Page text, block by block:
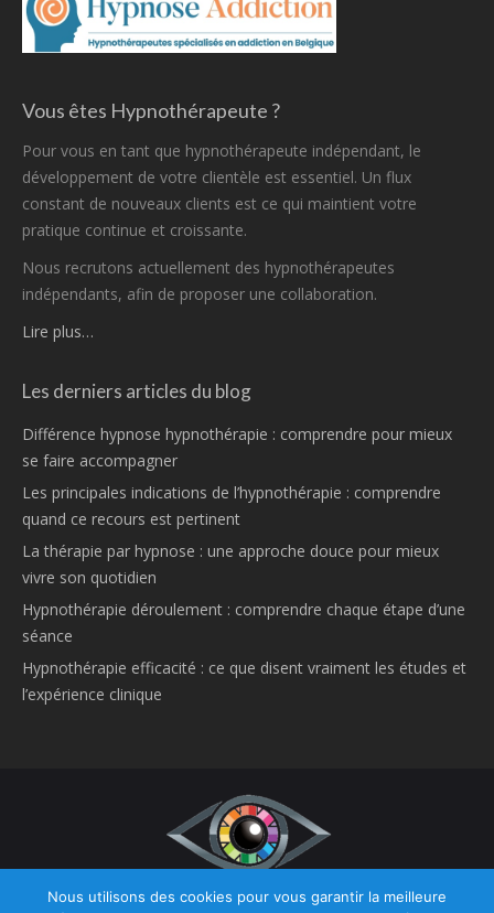
Vous êtes Hypnothérapeute ?
Pour vous en tant que hypnothérapeute indépendant, le
développement de votre clientèle est essentiel. Un flux
constant de nouveaux clients est ce qui maintient votre
pratique continue et croissante.
Nous recrutons actuellement des hypnothérapeutes
indépendants, afin de proposer une collaboration.
Lire plus…
Les derniers articles du blog
Différence hypnose hypnothérapie : comprendre pour mieux
se faire accompagner
Les principales indications de l’hypnothérapie : comprendre
quand ce recours est pertinent
La thérapie par hypnose : une approche douce pour mieux
vivre son quotidien
Hypnothérapie déroulement : comprendre chaque étape d’une
séance
Hypnothérapie efficacité : ce que disent vraiment les études et
l’expérience clinique
Copyright © 2026Hypnose et Hypnothérapie Belgique. Tous droits
Nous utilisons des cookies pour vous garantir la meilleure